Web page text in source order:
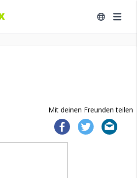
Mit deinen Freunden teilen